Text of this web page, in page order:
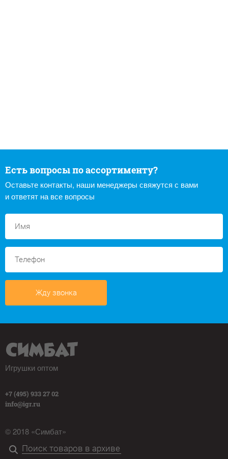
Есть вопросы по ассортименту?
Оставьте контакты, наши менеджеры свяжутся с вами
и ответят на все вопросы
Жду звонка
Игрушки оптом
+7 (495) 933 27 02
info@igr.ru
© 2018 «Симбат»